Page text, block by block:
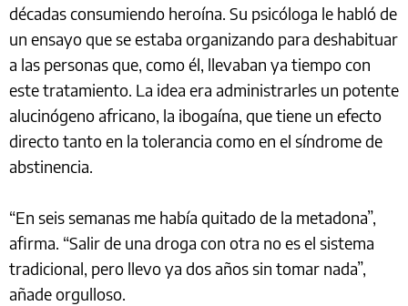
décadas consumiendo heroína. Su psicóloga le habló de
un ensayo que se estaba organizando para deshabituar
a las personas que, como él, llevaban ya tiempo con
este tratamiento. La idea era administrarles un potente
alucinógeno africano, la ibogaína, que tiene un efecto
directo tanto en la tolerancia como en el síndrome de
abstinencia.
“En seis semanas me había quitado de la metadona”,
afirma. “Salir de una droga con otra no es el sistema
tradicional, pero llevo ya dos años sin tomar nada”,
añade orgulloso.